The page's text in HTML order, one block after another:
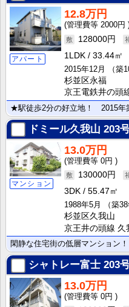
アパート
12.8万円
2000円
128000円
1LDK
33.44㎡
2015年12月
（築
杉並区永福
京王電鉄井の頭
ドミール久我山 203
マンション
13.0万円
0円
130000円
3DK
55.47㎡
1988年5月
（築38
杉並区久我山
京王井の頭線 久
閑静な住宅街の低層マンション
シャトレー富士 203
13.0万円
0円